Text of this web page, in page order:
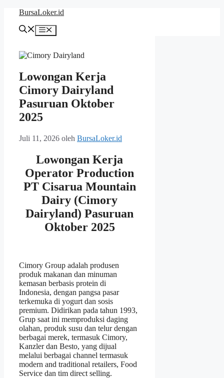
Langsung
BursaLoker.id
Menu
Lowongan Kerja
Cimory Dairyland
Pasuruan Oktober
2025
Juli 11, 2026 oleh BursaLoker.id
Lowongan Kerja
Operator Production
PT Cisarua Mountain
Dairy (Cimory
Dairyland) Pasuruan
Oktober 2025
Cimory Group adalah produsen
produk makanan dan minuman
kemasan berbasis protein di
Indonesia, dengan pangsa pasar
terkemuka di yogurt dan sosis
premium. Didirikan pada tahun 1993,
Grup saat ini memproduksi daging
olahan, produk susu dan telur dengan
berbagai merek, termasuk Cimory,
Kanzler dan Besto, yang dijual
melalui berbagai channel termasuk
modern and traditional retailers, Food
Service dan tim direct selling.